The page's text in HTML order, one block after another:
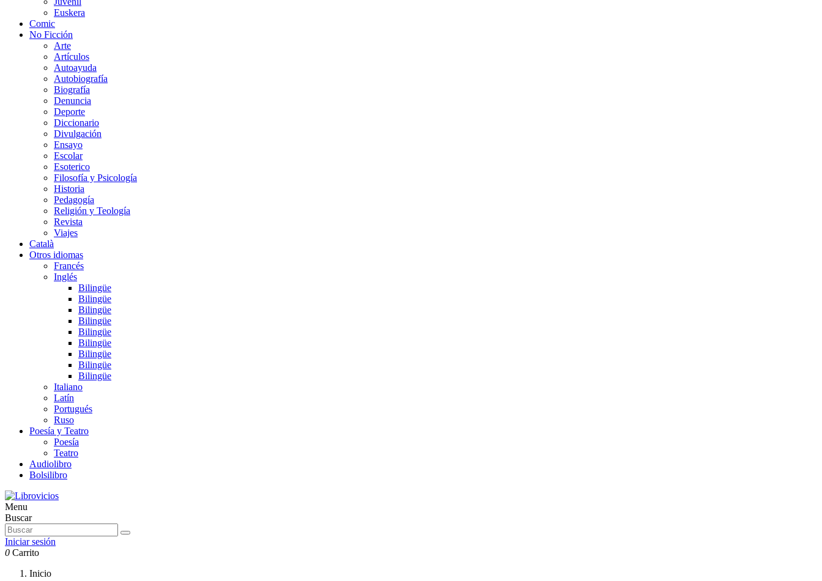
Euskera
Comic
No Ficción
Arte
Artículos
Autoayuda
Autobiografía
Biografía
Denuncia
Deporte
Diccionario
Divulgación
Ensayo
Escolar
Esoterico
Filosofía y Psicología
Historia
Pedagogía
Religión y Teología
Revista
Viajes
Català
Otros idiomas
Francés
Inglés
Bilingüe
Bilingüe
Bilingüe
Bilingüe
Bilingüe
Bilingüe
Bilingüe
Bilingüe
Bilingüe
Italiano
Latín
Portugués
Ruso
Poesía y Teatro
Poesía
Teatro
Audiolibro
Bolsilibro
Menu
Buscar
Iniciar sesión
0 Carrito
Inicio